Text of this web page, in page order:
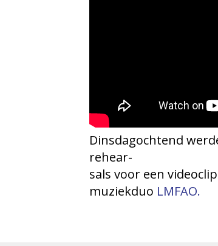
Dinsdagochtend
rehear-
sals voor een videoclip
muziekduo LMFAO.